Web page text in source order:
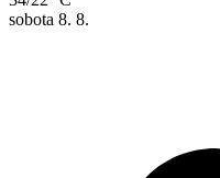
sobota 8. 8.